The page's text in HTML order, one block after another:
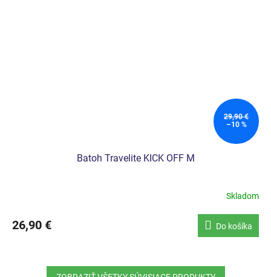
29,90 €
–10 %
Batoh Travelite KICK OFF M
Skladom
26,90 € Do košíka